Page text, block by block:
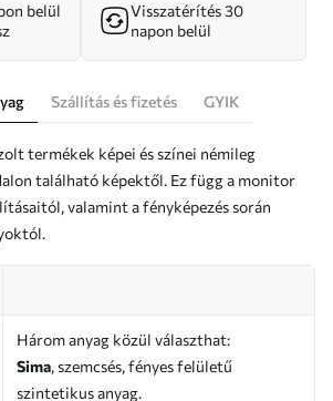
belül
Visszatérítés 30
napon belül
Szállítás és fizetés GYIK
termékek képei és színei némileg
található képektől. Ez függ a monitor
valamint a fényképezés során
Három anyag közül választhat:
Sima, szemcsés, fényes felületű
szintetikus anyag.